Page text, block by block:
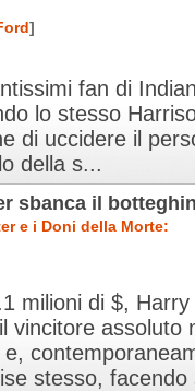
]
fan di
lo stesso
di uccidere il
della s...
sbanca il
e i Doni della Morte:
milioni di $,
vincitore assoluto
stesso, facendo